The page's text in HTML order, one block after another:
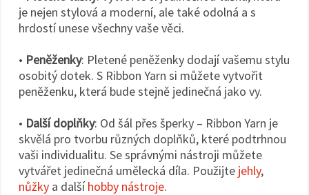
je nejen stylová a moderní, ale také odolná a s
hrdostí unese všechny vaše věci.
• Peněženky: Pletené peněženky dodají vašemu stylu
osobitý dotek. S Ribbon Yarn si můžete vytvořit
peněženku, která bude stejně jedinečná jako vy.
• Další doplňky: Od šál přes šperky – Ribbon Yarn je
skvělá pro tvorbu různých doplňků, které podtrhnou
vaši individualitu. Se správnými nástroji můžete
vytvářet jedinečná umělecká díla. Použijte jehly,
nůžky a dalšíhobby nástroje.